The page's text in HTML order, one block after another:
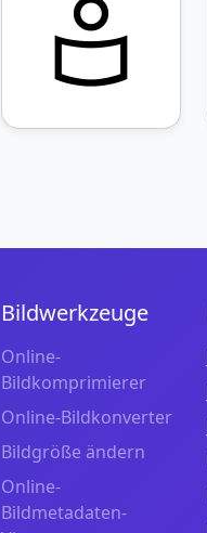
Bildwerkzeuge
Online-
Bildkomprimierer
Online-Bildkonverter
Bildgröße ändern
Online-
Bildmetadaten-